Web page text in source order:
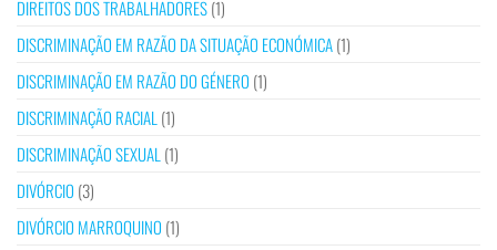
DIREITOS DOS TRABALHADORES(1)
DISCRIMINAÇÃO EM RAZÃO DA SITUAÇÃO ECONÓMICA(1)
DISCRIMINAÇÃO EM RAZÃO DO GÉNERO (1)
DISCRIMINAÇÃO RACIAL (1)
DISCRIMINAÇÃO SEXUAL (1)
DIVÓRCIO (3)
DIVÓRCIO MARROQUINO (1)